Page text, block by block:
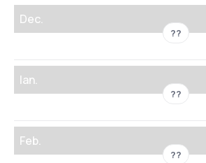
Dec.
??
Ian.
??
Feb.
??